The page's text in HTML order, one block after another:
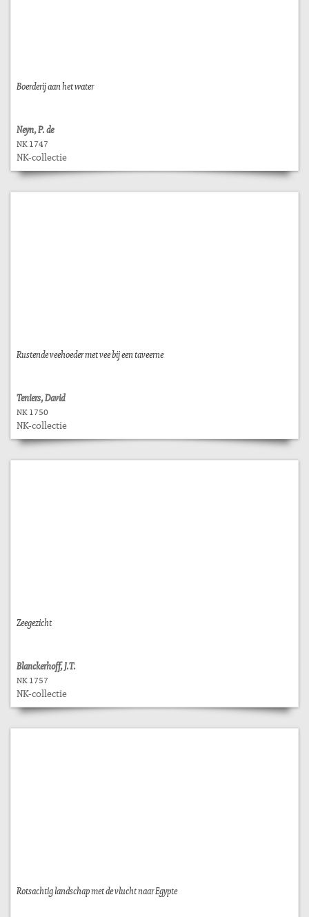
Boerderij aan het water
Neyn, P. de
NK 1747
NK-collectie
Rustende veehoeder met vee bij een taveerne
Teniers, David
NK 1750
NK-collectie
Zeegezicht
Blanckerhoff, J.T.
NK 1757
NK-collectie
Rotsachtig landschap met de vlucht naar Egypte